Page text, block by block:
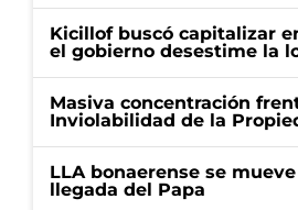
Kicillof buscó capitalizar
el gobierno desestime la
Masiva concentración
Inviolabilidad de la
LLA bonaerense se
llegada del Papa